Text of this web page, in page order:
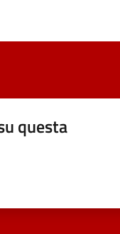
questa